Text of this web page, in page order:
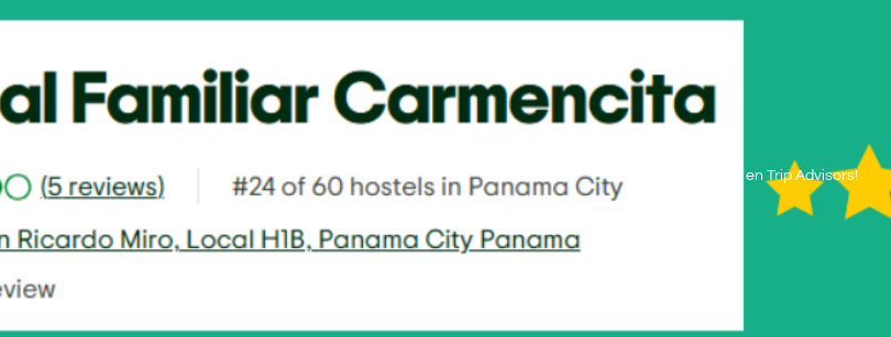
Estamos en Trip Advisors!